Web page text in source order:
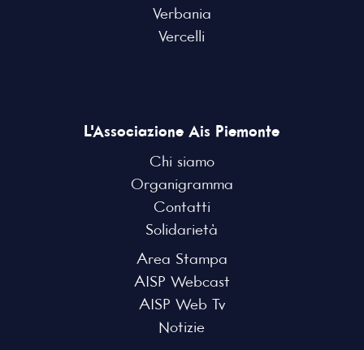
Verbania
Vercelli
L'Associazione Ais Piemonte
Chi siamo
Organigramma
Contatti
Solidarietà
Area Stampa
AISP Webcast
AISP Web Tv
Notizie